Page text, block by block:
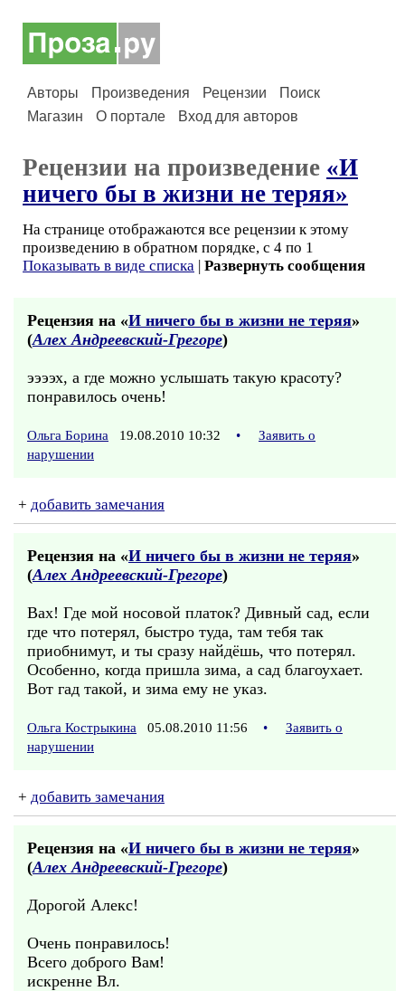
Авторы Произведения Рецензии
Поиск
Магазин
О портале Вход для авторов
Рецензии на произведение «И
ничего бы в жизни не теряя»
На странице отображаются все рецензии к этому
произведению в обратном порядке, с 4 по 1
Показывать в виде списка | Развернуть сообщения
Рецензия на «И ничего бы в жизни не теряя»
(Алех Андреевский-Грегоре)
ээээх, а где можно услышать такую красоту?
понравилось очень!
Ольга Борина 19.08.2010 10:32 •
Заявить о
нарушении
+ добавить замечания
Рецензия на «И ничего бы в жизни не теряя»
(Алех Андреевский-Грегоре)
Вах! Где мой носовой платок? Дивный сад, если
где что потерял, быстро туда, там тебя так
приобнимут, и ты сразу найдёшь, что потерял.
Особенно, когда пришла зима, а сад благоухает.
Вот гад такой, и зима ему не указ.
Ольга Кострыкина 05.08.2010 11:56 •
Заявить о
нарушении
+ добавить замечания
Рецензия на «И ничего бы в жизни не теряя»
(Алех Андреевский-Грегоре)
Дорогой Алекс!
Очень понравилось!
Всего доброго Вам!
искренне Вл.